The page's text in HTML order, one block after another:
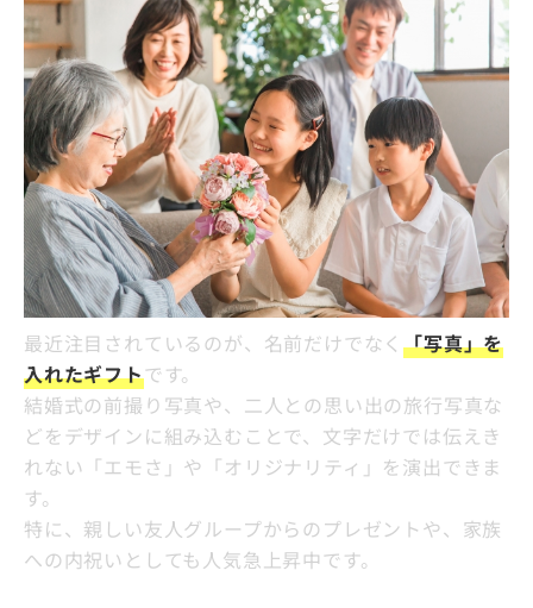
最近注目されているのが、名前だけでなく「写真」を
入れたギフトです。
結婚式の前撮り写真や、二人との思い出の旅行写真な
どをデザインに組み込むことで、文字だけでは伝えき
れない「エモさ」や「オリジナリティ」を演出できま
す。
特に、親しい友人グループからのプレゼントや、家族
への内祝いとしても人気急上昇中です。